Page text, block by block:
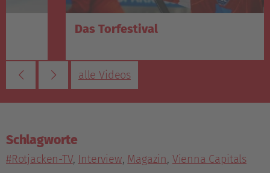
Das Torfestival
alle Videos
Schlagworte
#Rotjacken-TV, Interview, Magazin, Vienna Capitals